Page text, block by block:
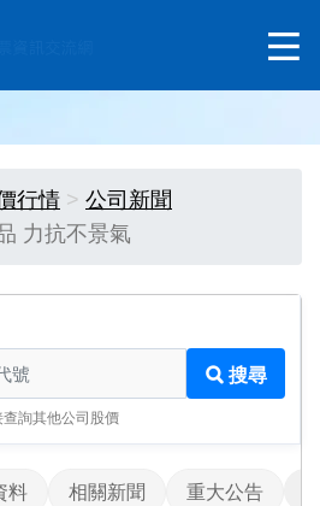
行情
公司新聞
力抗不景氣
搜尋
詢其他公司股價
料 相關新聞 重大公告